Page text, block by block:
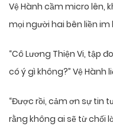
Vệ Hành cầm micro lên,
mọi người hai bên liền im
“Cô Lương Thiện Vi, tập
có ý gì không?” Vệ Hành
“Được rồi, cảm ơn sự tin
rằng không ai sẽ từ chối